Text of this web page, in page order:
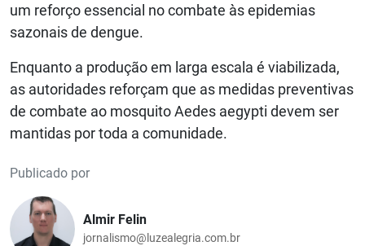
um reforço essencial no combate às epidemias
sazonais de dengue.
Enquanto a produção em larga escala é viabilizada,
as autoridades reforçam que as medidas preventivas
de combate ao mosquito Aedes aegypti devem ser
mantidas por toda a comunidade.
Publicado por
Almir Felin
jornalismo@luzealegria.com.br